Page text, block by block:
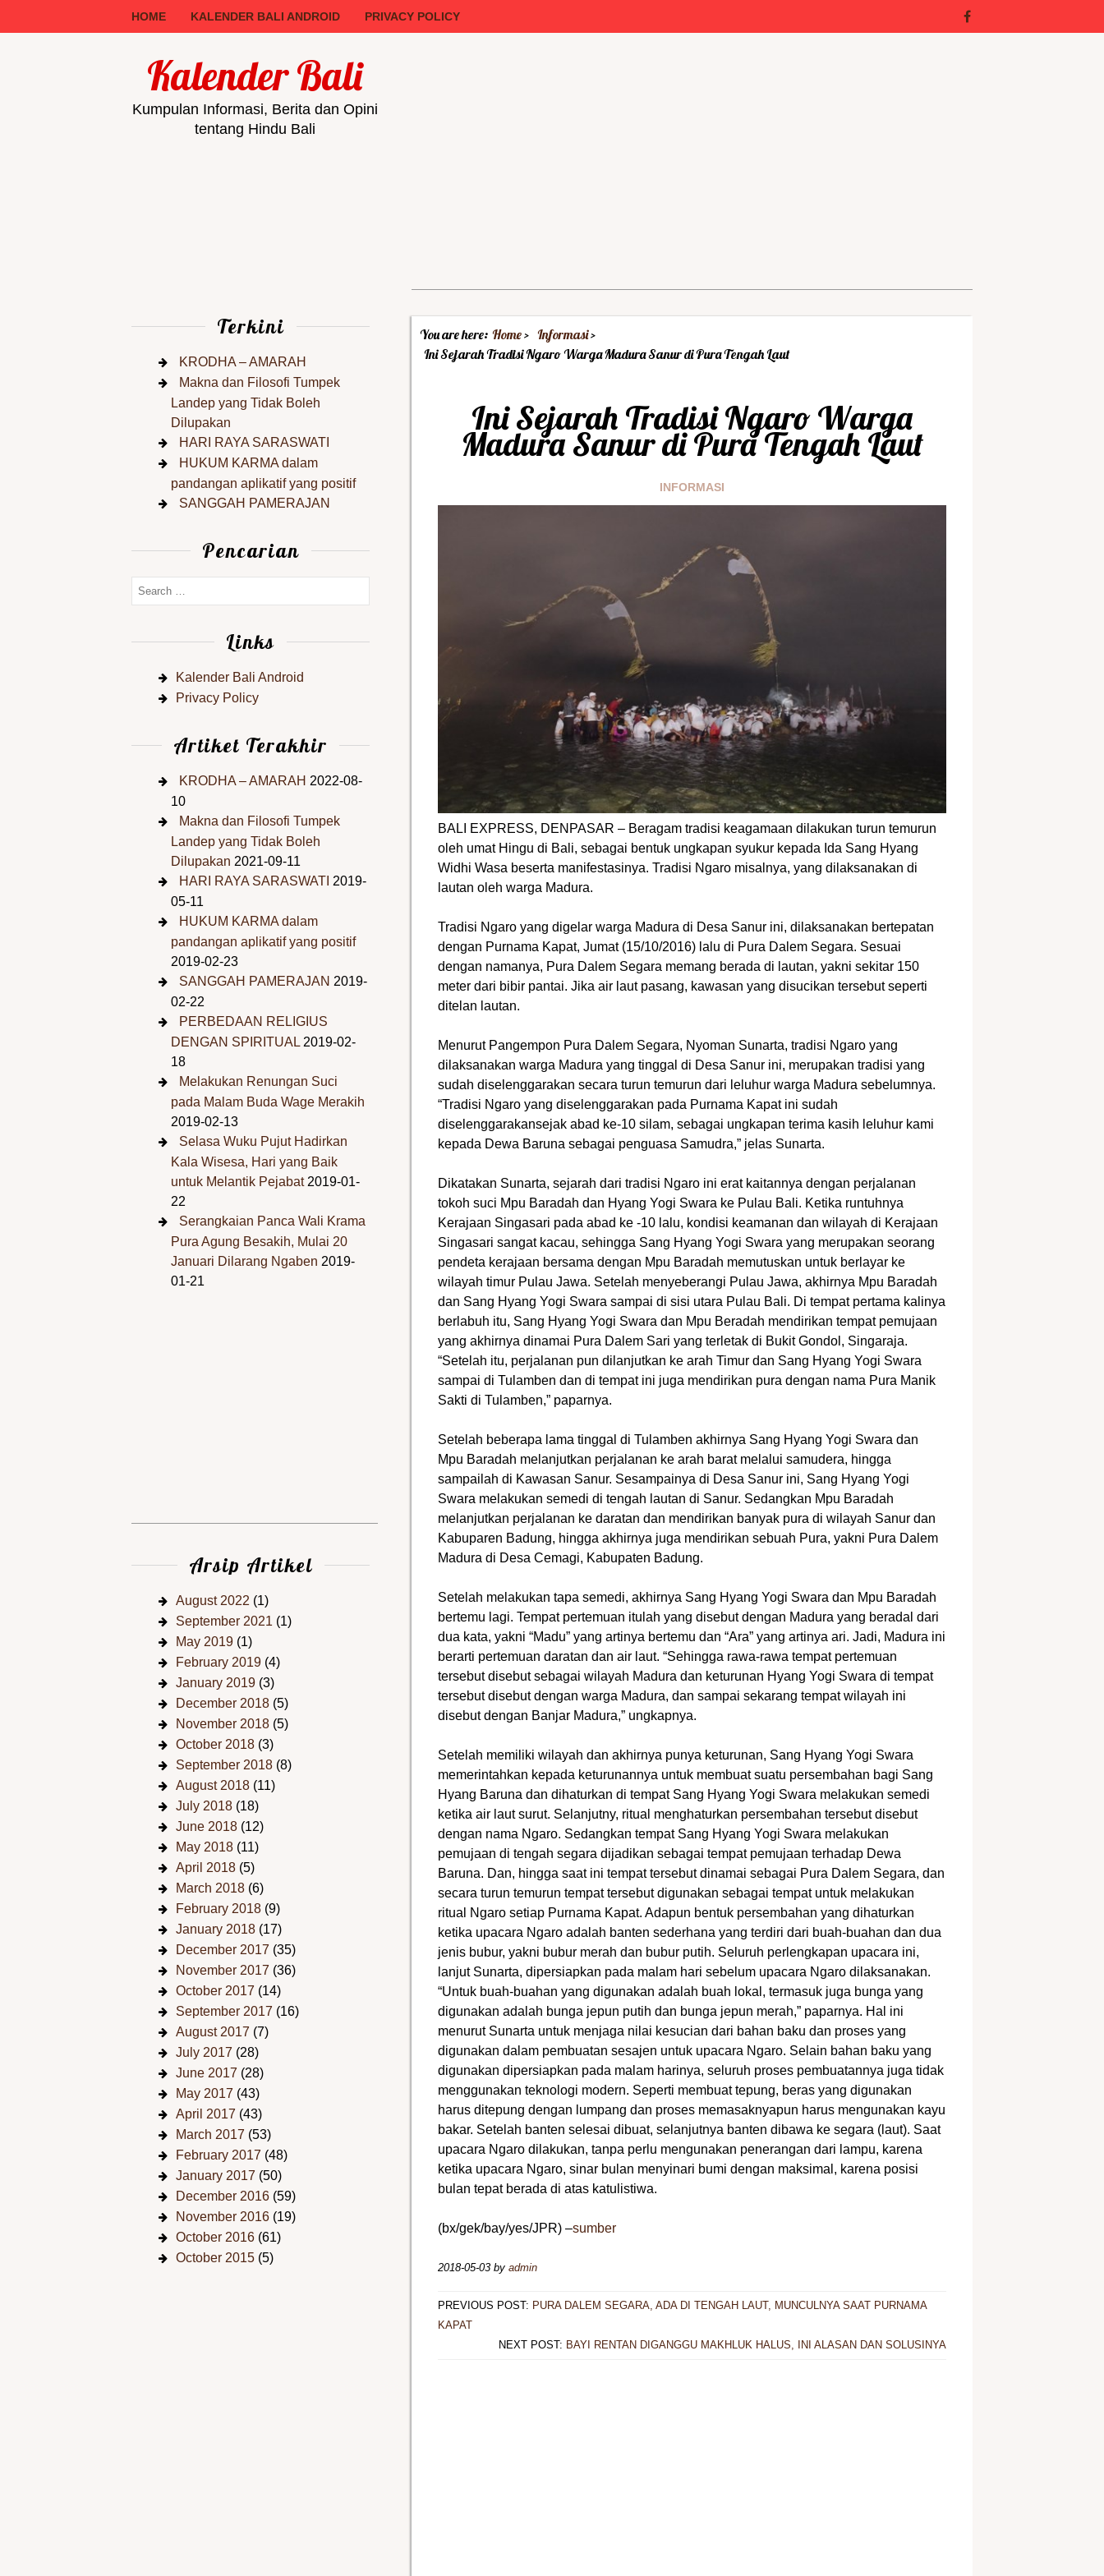
HOME KALENDER BALI ANDROID PRIVACY POLICY
Kalender Bali
Kumpulan Informasi, Berita dan Opini
tentang Hindu Bali
You are here: Home
Informasi
Ini Sejarah Tradisi Ngaro Warga Madura Sanur di Pura Tengah Laut
Ini Sejarah Tradisi Ngaro Warga
Madura Sanur di Pura Tengah Laut
INFORMASI
BALI EXPRESS, DENPASAR – Beragam tradisi keagamaan dilakukan turun temurun
oleh umat Hingu di Bali, sebagai bentuk ungkapan syukur kepada Ida Sang Hyang
Widhi Wasa beserta manifestasinya. Tradisi Ngaro misalnya, yang dilaksanakan di
lautan oleh warga Madura.
Tradisi Ngaro yang digelar warga Madura di Desa Sanur ini, dilaksanakan bertepatan
dengan Purnama Kapat, Jumat (15/10/2016) lalu di Pura Dalem Segara. Sesuai
dengan namanya, Pura Dalem Segara memang berada di lautan, yakni sekitar 150
meter dari bibir pantai. Jika air laut pasang, kawasan yang disucikan tersebut seperti
ditelan lautan.
Menurut Pangempon Pura Dalem Segara, Nyoman Sunarta, tradisi Ngaro yang
dilaksanakan warga Madura yang tinggal di Desa Sanur ini, merupakan tradisi yang
sudah diselenggarakan secara turun temurun dari leluhur warga Madura sebelumnya.
“Tradisi Ngaro yang diselenggarakan pada Purnama Kapat ini sudah
diselenggarakansejak abad ke-10 silam, sebagai ungkapan terima kasih leluhur kami
kepada Dewa Baruna sebagai penguasa Samudra,” jelas Sunarta.
Dikatakan Sunarta, sejarah dari tradisi Ngaro ini erat kaitannya dengan perjalanan
tokoh suci Mpu Baradah dan Hyang Yogi Swara ke Pulau Bali. Ketika runtuhnya
Kerajaan Singasari pada abad ke -10 lalu, kondisi keamanan dan wilayah di Kerajaan
Singasari sangat kacau, sehingga Sang Hyang Yogi Swara yang merupakan seorang
pendeta kerajaan bersama dengan Mpu Baradah memutuskan untuk berlayar ke
wilayah timur Pulau Jawa. Setelah menyeberangi Pulau Jawa, akhirnya Mpu Baradah
dan Sang Hyang Yogi Swara sampai di sisi utara Pulau Bali. Di tempat pertama kalinya
berlabuh itu, Sang Hyang Yogi Swara dan Mpu Beradah mendirikan tempat pemujaan
yang akhirnya dinamai Pura Dalem Sari yang terletak di Bukit Gondol, Singaraja.
“Setelah itu, perjalanan pun dilanjutkan ke arah Timur dan Sang Hyang Yogi Swara
sampai di Tulamben dan di tempat ini juga mendirikan pura dengan nama Pura Manik
Sakti di Tulamben,” paparnya.
Setelah beberapa lama tinggal di Tulamben akhirnya Sang Hyang Yogi Swara dan
Mpu Baradah melanjutkan perjalanan ke arah barat melalui samudera, hingga
sampailah di Kawasan Sanur. Sesampainya di Desa Sanur ini, Sang Hyang Yogi
Swara melakukan semedi di tengah lautan di Sanur. Sedangkan Mpu Baradah
melanjutkan perjalanan ke daratan dan mendirikan banyak pura di wilayah Sanur dan
Kabuparen Badung, hingga akhirnya juga mendirikan sebuah Pura, yakni Pura Dalem
Madura di Desa Cemagi, Kabupaten Badung.
Setelah melakukan tapa semedi, akhirnya Sang Hyang Yogi Swara dan Mpu Baradah
bertemu lagi. Tempat pertemuan itulah yang disebut dengan Madura yang beradal dari
dua kata, yakni “Madu” yang artinya bertemu dan “Ara” yang artinya ari. Jadi, Madura ini
berarti pertemuan daratan dan air laut. “Sehingga rawa-rawa tempat pertemuan
tersebut disebut sebagai wilayah Madura dan keturunan Hyang Yogi Swara di tempat
tersebut disebut dengan warga Madura, dan sampai sekarang tempat wilayah ini
disebut dengan Banjar Madura,” ungkapnya.
Setelah memiliki wilayah dan akhirnya punya keturunan, Sang Hyang Yogi Swara
memerintahkan kepada keturunannya untuk membuat suatu persembahan bagi Sang
Hyang Baruna dan dihaturkan di tempat Sang Hyang Yogi Swara melakukan semedi
ketika air laut surut. Selanjutny, ritual menghaturkan persembahan tersebut disebut
dengan nama Ngaro. Sedangkan tempat Sang Hyang Yogi Swara melakukan
pemujaan di tengah segara dijadikan sebagai tempat pemujaan terhadap Dewa
Baruna. Dan, hingga saat ini tempat tersebut dinamai sebagai Pura Dalem Segara, dan
secara turun temurun tempat tersebut digunakan sebagai tempat untuk melakukan
ritual Ngaro setiap Purnama Kapat. Adapun bentuk persembahan yang dihaturkan
ketika upacara Ngaro adalah banten sederhana yang terdiri dari buah-buahan dan dua
jenis bubur, yakni bubur merah dan bubur putih. Seluruh perlengkapan upacara ini,
lanjut Sunarta, dipersiapkan pada malam hari sebelum upacara Ngaro dilaksanakan.
“Untuk buah-buahan yang digunakan adalah buah lokal, termasuk juga bunga yang
digunakan adalah bunga jepun putih dan bunga jepun merah,” paparnya. Hal ini
menurut Sunarta untuk menjaga nilai kesucian dari bahan baku dan proses yang
digunakan dalam pembuatan sesajen untuk upacara Ngaro. Selain bahan baku yang
digunakan dipersiapkan pada malam harinya, seluruh proses pembuatannya juga tidak
menggunakan teknologi modern. Seperti membuat tepung, beras yang digunakan
harus ditepung dengan lumpang dan proses memasaknyapun harus mengunakan kayu
bakar. Setelah banten selesai dibuat, selanjutnya banten dibawa ke segara (laut). Saat
upacara Ngaro dilakukan, tanpa perlu mengunakan penerangan dari lampu, karena
ketika upacara Ngaro, sinar bulan menyinari bumi dengan maksimal, karena posisi
bulan tepat berada di atas katulistiwa.
(bx/gek/bay/yes/JPR) –sumber
2018-05-03 byadmin
PREVIOUS POST: PURA DALEM SEGARA, ADA DI TENGAH LAUT, MUNCULNYA SAAT PURNAMA
KAPAT
NEXT POST: BAYI RENTAN DIGANGGU MAKHLUK HALUS, INI ALASAN DAN SOLUSINYA
Terkini
KRODHA – AMARAH
Makna dan Filosofi Tumpek
Landep yang Tidak Boleh
Dilupakan
HARI RAYA SARASWATI
HUKUM KARMA dalam
pandangan aplikatif yang positif
SANGGAH PAMERAJAN
Pencarian
Links
Kalender Bali Android
Privacy Policy
Artiket Terakhir
KRODHA – AMARAH 2022-08-
10
Makna dan Filosofi Tumpek
Landep yang Tidak Boleh
Dilupakan 2021-09-11
HARI RAYA SARASWATI 2019-
05-11
HUKUM KARMA dalam
pandangan aplikatif yang positif
2019-02-23
SANGGAH PAMERAJAN 2019-
02-22
PERBEDAAN RELIGIUS
DENGAN SPIRITUAL 2019-02-
18
Melakukan Renungan Suci
pada Malam Buda Wage Merakih
2019-02-13
Selasa Wuku Pujut Hadirkan
Kala Wisesa, Hari yang Baik
untuk Melantik Pejabat 2019-01-
22
Serangkaian Panca Wali Krama
Pura Agung Besakih, Mulai 20
Januari Dilarang Ngaben 2019-
01-21
Arsip Artikel
August 2022 (1)
September 2021 (1)
May 2019 (1)
February 2019 (4)
January 2019 (3)
December 2018 (5)
November 2018 (5)
October 2018 (3)
September 2018 (8)
August 2018 (11)
July 2018 (18)
June 2018 (12)
May 2018 (11)
April 2018 (5)
March 2018 (6)
February 2018 (9)
January 2018 (17)
December 2017 (35)
November 2017 (36)
October 2017 (14)
September 2017 (16)
August 2017 (7)
July 2017 (28)
June 2017 (28)
May 2017 (43)
April 2017 (43)
March 2017 (53)
February 2017 (48)
January 2017 (50)
December 2016 (59)
November 2016 (19)
October 2016 (61)
October 2015 (5)